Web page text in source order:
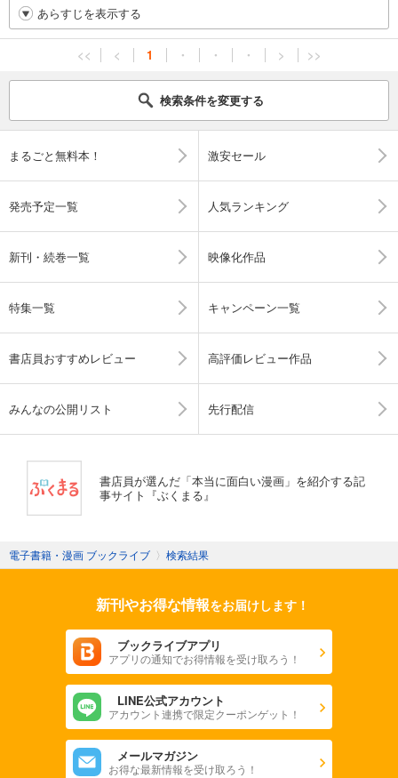
あらすじを表示する
<< < 1 ・ ・ ・ > >>
検索条件を変更する
まるごと無料本！ 激安セール
発売予定一覧 人気ランキング
新刊・続巻一覧 映像化作品
特集一覧 キャンペーン一覧
書店員おすすめレビュー 高評価レビュー作品
みんなの公開リスト 先行配信
書店員が選んだ「本当に面白い漫画」を紹介する記
事サイト『ぶくまる』
電子書籍・漫画 ブックライブ 〉 検索結果
新刊やお得な情報をお届けします！
ブックライブアプリ
アプリの通知でお得情報を受け取ろう！
LINE公式アカウント
アカウント連携で限定クーポンゲット！
メールマガジン
お得な最新情報を受け取ろう！